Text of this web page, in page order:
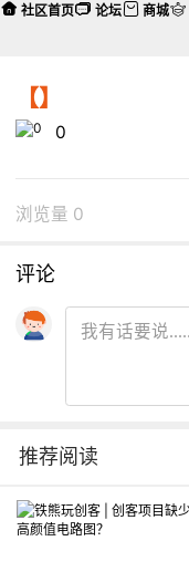
【】
0
浏览量 0
评论
推荐阅读
社区首页 论坛 商城